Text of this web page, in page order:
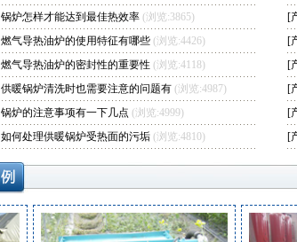
锅炉怎样才能达到最佳热效率 (浏览:3865)
燃气导热油炉的使用特征有哪些 (浏览:4426)
燃气导热油炉的密封性的重要性 (浏览:4118)
供暖锅炉清洗时也需要注意的问题有 (浏览:4987)
锅炉的注意事项有一下几点 (浏览:4999)
如何处理供暖锅炉受热面的污垢 (浏览:4810)
[
[
[
[
[
[